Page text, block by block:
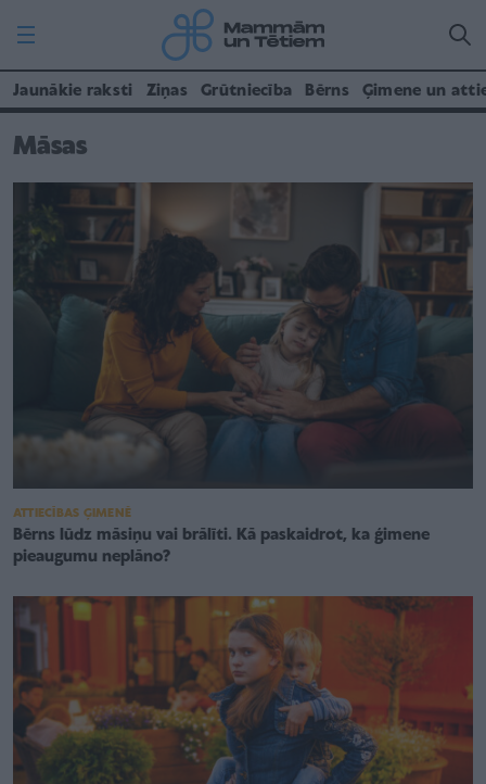
Jaunākie raksti Ziņas Grūtniecība Bērns Ģimene un
Māsas
ATTIECĪBAS ĢIMENĒ
Bērns lūdz māsiņu vai brālīti. Kā paskaidrot, ka ģimene
pieaugumu neplāno?